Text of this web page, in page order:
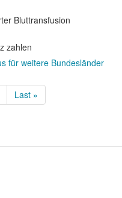
Bluttransfusion
zahlen
für weitere Bundesländer
Letzte
Seite
Last »